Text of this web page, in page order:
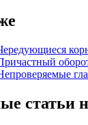
статьи